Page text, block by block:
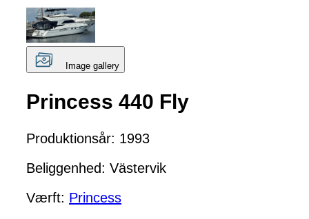
Image gallery
Princess 440 Fly
Produktionsår: 1993
Beliggenhed: Västervik
Værft: Princess